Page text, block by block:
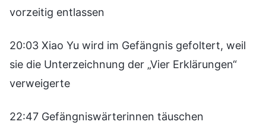
vorzeitig entlassen
20:03 Xiao Yu wird im Gefängnis gefoltert, weil
sie die Unterzeichnung der „Vier Erklärungen“
verweigerte
22:47 Gefängniswärterinnen täuschen